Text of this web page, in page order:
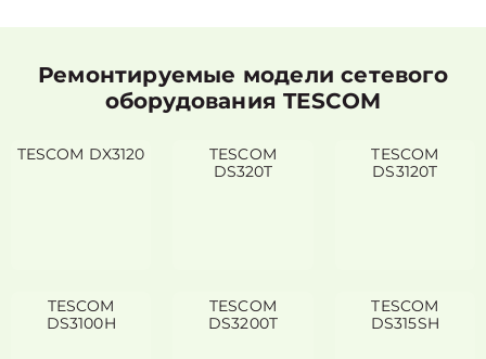
Ремонтируемые модели сетевого
оборудования TESCOM
TESCOM DX3120
TESCOM
DS320T
TESCOM
DS3120T
TESCOM
DS3100H
TESCOM
DS3200T
TESCOM
DS315SH